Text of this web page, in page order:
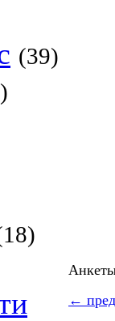
(39)
←